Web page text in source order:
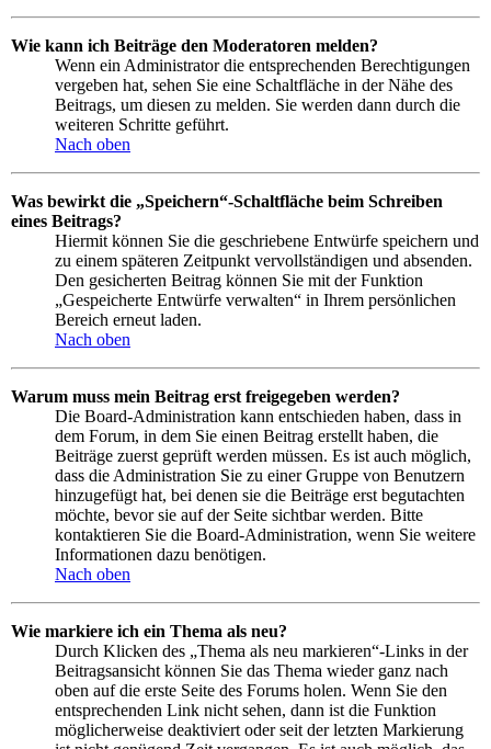
Wie kann ich Beiträge den Moderatoren melden?
Wenn ein Administrator die entsprechenden Berechtigungen
vergeben hat, sehen Sie eine Schaltfläche in der Nähe des
Beitrags, um diesen zu melden. Sie werden dann durch die
weiteren Schritte geführt.
Nach oben
Was bewirkt die „Speichern“-Schaltfläche beim Schreiben
eines Beitrags?
Hiermit können Sie die geschriebene Entwürfe speichern und
zu einem späteren Zeitpunkt vervollständigen und absenden.
Den gesicherten Beitrag können Sie mit der Funktion
„Gespeicherte Entwürfe verwalten“ in Ihrem persönlichen
Bereich erneut laden.
Nach oben
Warum muss mein Beitrag erst freigegeben werden?
Die Board-Administration kann entschieden haben, dass in
dem Forum, in dem Sie einen Beitrag erstellt haben, die
Beiträge zuerst geprüft werden müssen. Es ist auch möglich,
dass die Administration Sie zu einer Gruppe von Benutzern
hinzugefügt hat, bei denen sie die Beiträge erst begutachten
möchte, bevor sie auf der Seite sichtbar werden. Bitte
kontaktieren Sie die Board-Administration, wenn Sie weitere
Informationen dazu benötigen.
Nach oben
Wie markiere ich ein Thema als neu?
Durch Klicken des „Thema als neu markieren“-Links in der
Beitragsansicht können Sie das Thema wieder ganz nach
oben auf die erste Seite des Forums holen. Wenn Sie den
entsprechenden Link nicht sehen, dann ist die Funktion
möglicherweise deaktiviert oder seit der letzten Markierung